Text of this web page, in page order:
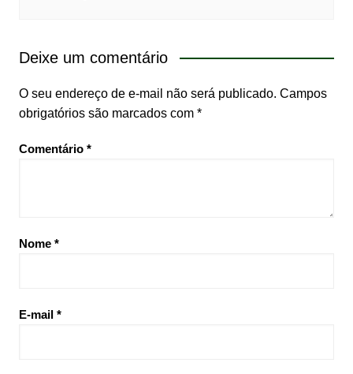
Deixe um comentário
O seu endereço de e-mail não será publicado. Campos
obrigatórios são marcados com *
Comentário *
Nome *
E-mail *